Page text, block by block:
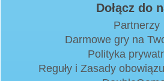
Dołącz do
Partnerzy
Darmowe gry na
Polityka
Reguły i Zasady